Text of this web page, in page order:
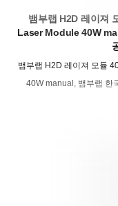
뱀부랩 H2D 레이져
Laser Module 40W
뱀부랩 H2D 레이져 모듈
40W manual, 뱀부랩 한